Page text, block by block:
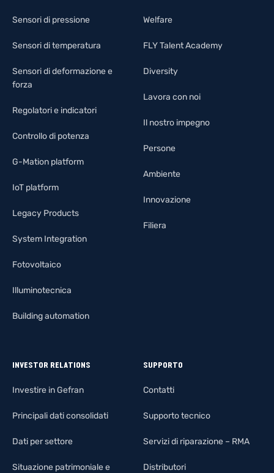
Sensori di pressione
Sensori di temperatura
Sensori di deformazione e
forza
Regolatori e indicatori
Controllo di potenza
G-Mation platform
IoT platform
Legacy Products
System Integration
Fotovoltaico
Illuminotecnica
Building automation
Welfare
FLY Talent Academy
Diversity
Lavora con noi
Il nostro impegno
Persone
Ambiente
Innovazione
Filiera
INVESTOR RELATIONS
Investire in Gefran
Principali dati consolidati
Dati per settore
Situazione patrimoniale e
SUPPORTO
Contatti
Supporto tecnico
Servizi di riparazione – RMA
Distributori